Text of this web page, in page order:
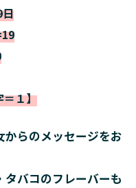
＝１】
からのメッセージをお
バコのフレーバーも